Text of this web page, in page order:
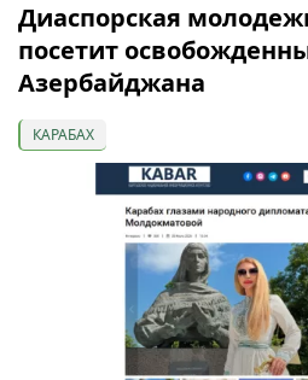
Диаспорская
посетит
Азербайджана
КАРАБАХ